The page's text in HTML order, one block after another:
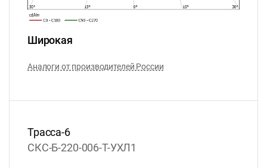
Широкая
Аналоги от производителей России
Трасса-6
СКС-Б-220-006-T-УХЛ1